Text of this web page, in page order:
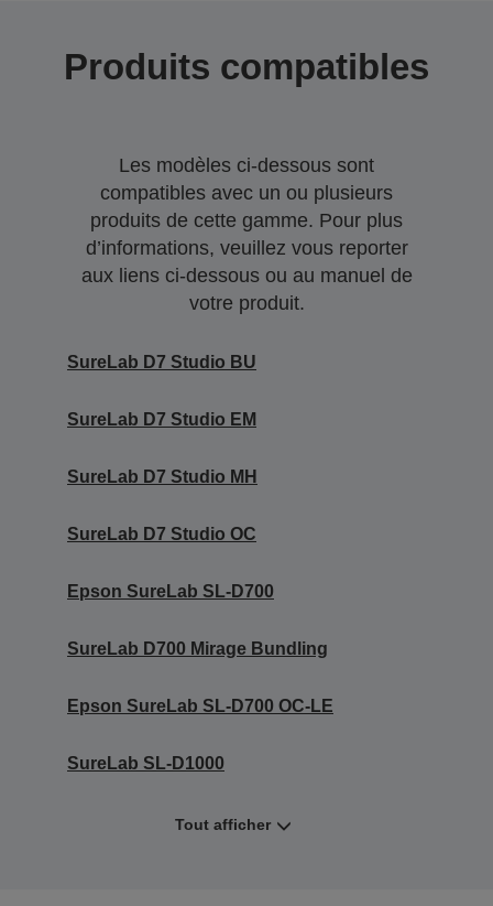
Produits compatibles
Les modèles ci-dessous sont
compatibles avec un ou plusieurs
produits de cette gamme. Pour plus
d’informations, veuillez vous reporter
aux liens ci-dessous ou au manuel de
votre produit.
SureLab D7 Studio BU
SureLab D7 Studio EM
SureLab D7 Studio MH
SureLab D7 Studio OC
Epson SureLab SL-D700
SureLab D700 Mirage Bundling
Epson SureLab SL-D700 OC-LE
SureLab SL-D1000
Tout afficher